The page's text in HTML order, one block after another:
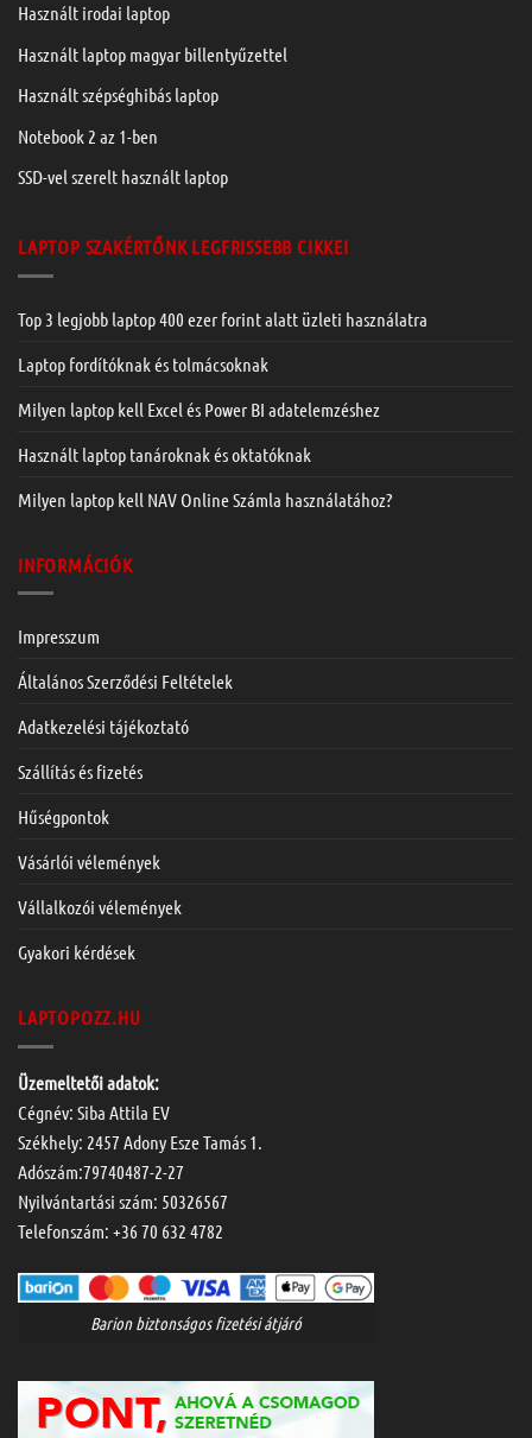
Használt irodai laptop
Használt laptop magyar billentyűzettel
Használt szépséghibás laptop
Notebook 2 az 1-ben
SSD-vel szerelt használt laptop
LAPTOP SZAKÉRTŐNK LEGFRISSEBB CIKKEI
Top 3 legjobb laptop 400 ezer forint alatt üzleti használatra
Laptop fordítóknak és tolmácsoknak
Milyen laptop kell Excel és Power BI adatelemzéshez
Használt laptop tanároknak és oktatóknak
Milyen laptop kell NAV Online Számla használatához?
INFORMÁCIÓK
Impresszum
Általános Szerződési Feltételek
Adatkezelési tájékoztató
Szállítás és fizetés
Hűségpontok
Vásárlói vélemények
Vállalkozói vélemények
Gyakori kérdések
LAPTOPOZZ.HU
Üzemeltetői adatok:
Cégnév: Siba Attila EV
Székhely: 2457 Adony Esze Tamás 1.
Adószám:79740487-2-27
Nyilvántartási szám: 50326567
Telefonszám: +36 70 632 4782
Barion biztonságos fizetési átjáró